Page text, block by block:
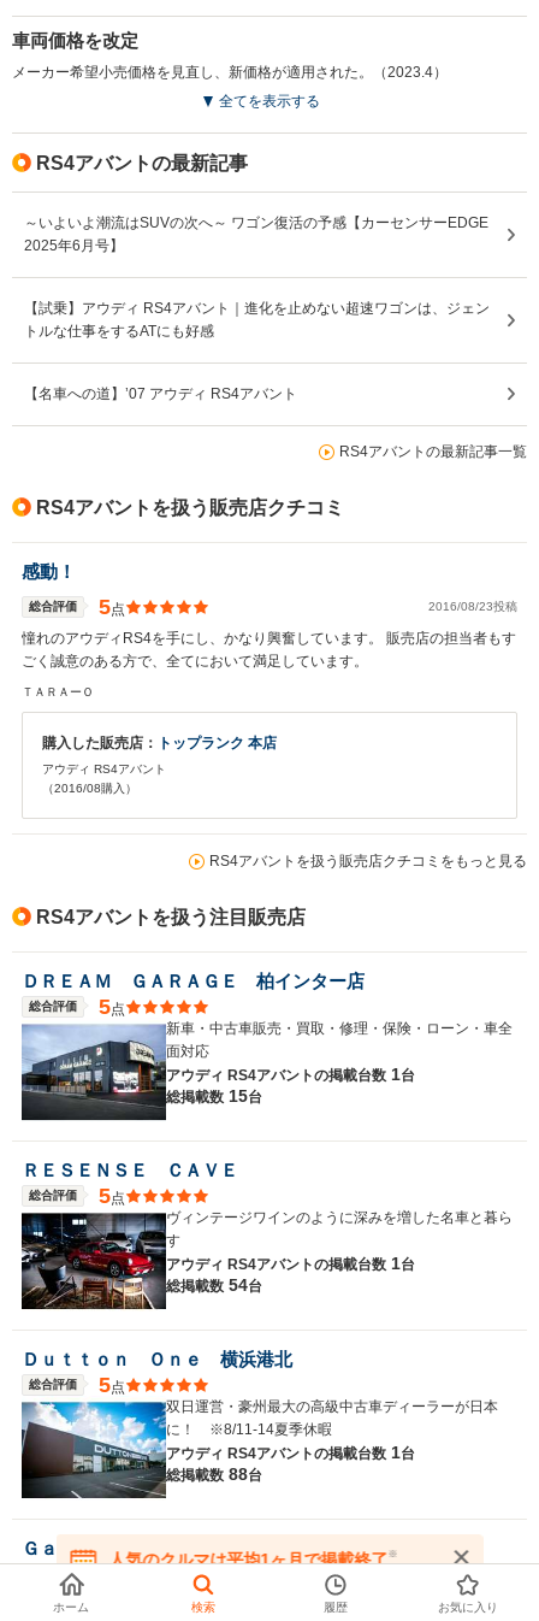
車両価格を改定
メーカー希望小売価格を見直し、新価格が適用された。（2023.4）
全てを表示する
RS4アバントの最新記事
～いよいよ潮流はSUVの次へ～ ワゴン復活の予感【カーセンサーEDGE
2025年6月号】
【試乗】アウディ RS4アバント｜進化を止めない超速ワゴンは、ジェン
トルな仕事をするATにも好感
【名車への道】’07 アウディ RS4アバント
RS4アバントの最新記事一覧
RS4アバントを扱う販売店クチコミ
感動！
総合評価 5点 2016/08/23投稿
憧れのアウディRS4を手にし、かなり興奮しています。 販売店の担当者もす
ごく誠意のある方で、全てにおいて満足しています。
ＴＡＲＡーＯ
購入した販売店： トップランク 本店
アウディ RS4アバント
（2016/08購入）
RS4アバントを扱う販売店クチコミをもっと見る
RS4アバントを扱う注目販売店
ＤＲＥＡＭ ＧＡＲＡＧＥ 柏インター店
総合評価 5点
新車・中古車販売・買取・修理・保険・ローン・車全
面対応
アウディ RS4アバントの掲載台数 1台
総掲載数 15台
ＲＥＳＥＮＳＥ ＣＡＶＥ
総合評価 5点
ヴィンテージワインのように深みを増した名車と暮ら
す
アウディ RS4アバントの掲載台数 1台
総掲載数 54台
Ｄｕｔｔｏｎ Ｏｎｅ 横浜港北
総合評価 5点
双日運営・豪州最大の高級中古車ディーラーが日本
に！ ※8/11-14夏季休暇
アウディ RS4アバントの掲載台数 1台
総掲載数 88台
Ｇａｒａｇｅ ＥＶＥ．ＲＹＮ ＯＳＡＫＡ
総合評価
BMW、メルセデスベンツ他、グループ総在庫数150
人気のクルマは平均1ヶ月で掲載終了※
在庫が無くなる前にお問い合わせください
ホーム 検索 履歴 お気に入り